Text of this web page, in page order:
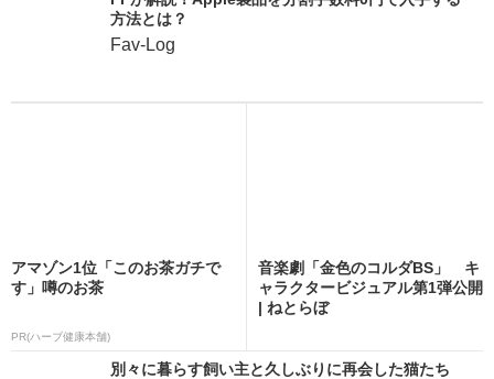
方法とは？
Fav-Log
アマゾン1位「このお茶ガチで
す」噂のお茶
PR(ハーブ健康本舗)
音楽劇「金色のコルダBS」 キ
ャラクタービジュアル第1弾公開
| ねとらぼ
別々に暮らす飼い主と久しぶりに再会した猫たち